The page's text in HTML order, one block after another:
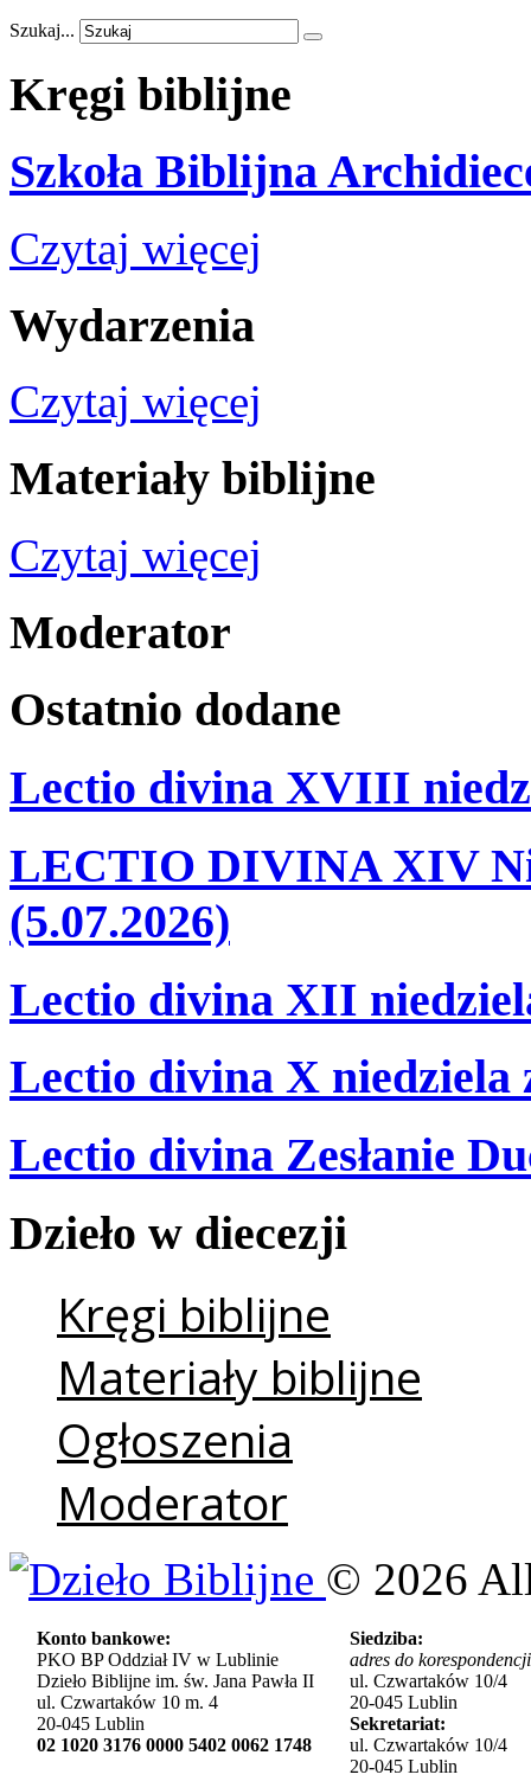
Szukaj...
Kręgi biblijne
Szkoła Biblijna
Czytaj więcej
Wydarzenia
Czytaj więcej
Materiały biblijne
Czytaj więcej
Moderator
Ostatnio dodane
Lectio divina XVIII
LECTIO DIVINA XIV
(5.07.2026)
Lectio divina XII
Lectio divina X niedziela
Lectio divina Zesłanie
Dzieło w diecezji
Kręgi biblijne
Materiały biblijne
Ogłoszenia
Moderator
© 2026
Konto bankowe:
PKO BP Oddział IV w Lublinie
Dzieło Biblijne im. św. Jana Pawła II
ul. Czwartaków 10 m. 4
20-045 Lublin
02 1020 3176 0000 5402 0062 1748
Siedziba:
adres do
ul. Czwartaków 10/4
20-045 Lublin
Sekretariat:
ul. Czwartaków 10/4
20-045 Lublin